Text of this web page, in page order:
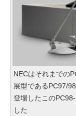
NECはそれまでの
展型であるPC97/
登場したこの
した